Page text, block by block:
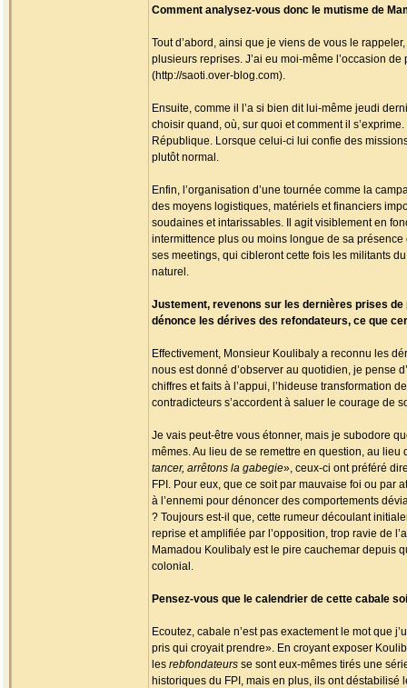
Comment analysez-vous donc le mutisme de
Tout d’abord, ainsi que je viens de vous le
plusieurs reprises. J’ai eu moi-même l’occasion
(http://saoti.over-blog.com).
Ensuite, comme il l’a si bien dit lui-même jeudi
choisir quand, où, sur quoi et comment il
République. Lorsque celui-ci lui confie des
plutôt normal.
Enfin, l’organisation d’une tournée comme la
des moyens logistiques, matériels et financiers
soudaines et intarissables. Il agit visiblement en
intermittence plus ou moins longue de sa
ses meetings, qui cibleront cette fois les militants
naturel.
Justement, revenons sur les dernières prises de
dénonce les dérives des refondateurs, ce que
Effectivement, Monsieur Koulibaly a reconnu les
nous est donné d’observer au quotidien, je pense
chiffres et faits à l’appui, l’hideuse transformation
contradicteurs s’accordent à saluer le courage de
Je vais peut-être vous étonner, mais je subodore
mêmes. Au lieu de se remettre en question, au lieu
tancer, arrêtons la gabegie», ceux-ci ont préféré
FPI. Pour eux, que ce soit par mauvaise foi ou par
à l’ennemi pour dénoncer des comportements
? Toujours est-il que, cette rumeur découlant
reprise et amplifiée par l’opposition, trop ravie de
Mamadou Koulibaly est le pire cauchemar depuis
colonial.
Pensez-vous que le calendrier de cette cabale
Ecoutez, cabale n’est pas exactement le mot que
pris qui croyait prendre». En croyant exposer
les rebfondateurs se sont eux-mêmes tirés une
historiques du FPI, mais en plus, ils ont